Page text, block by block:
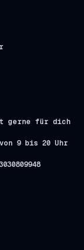
gerne für dich
9 bis 20 Uhr